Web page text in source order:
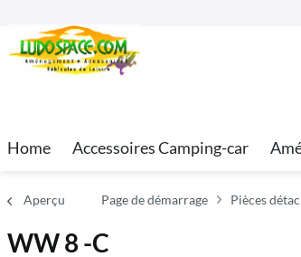
Home Accessoires Camping-car
Aperçu Page de démarrage Pièces
WW 8 -C